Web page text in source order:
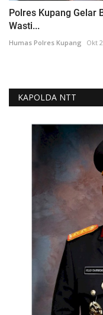
Polres Kupang Gelar
Wasti...
Humas Polres Kupang Okt
KAPOLDA NTT